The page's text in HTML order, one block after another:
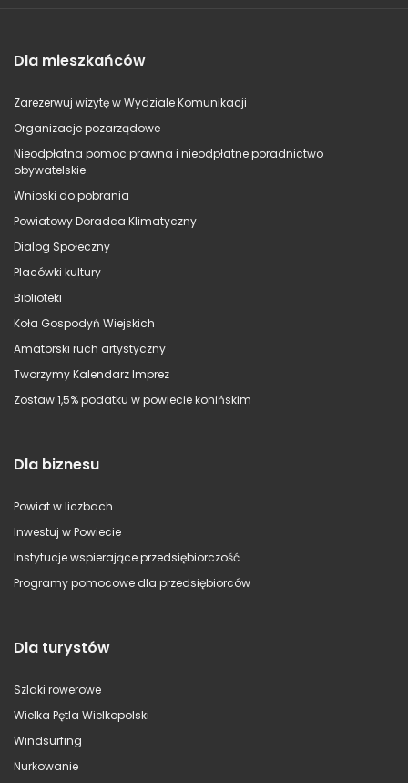
Dla mieszkańców
Zarezerwuj wizytę w Wydziale Komunikacji
Organizacje pozarządowe
Nieodpłatna pomoc prawna i nieodpłatne poradnictwo
obywatelskie
Wnioski do pobrania
Powiatowy Doradca Klimatyczny
Dialog Społeczny
Placówki kultury
Biblioteki
Koła Gospodyń Wiejskich
Amatorski ruch artystyczny
Tworzymy Kalendarz Imprez
Zostaw 1,5% podatku w powiecie konińskim
Dla biznesu
Powiat w liczbach
Inwestuj w Powiecie
Instytucje wspierające przedsiębiorczość
Programy pomocowe dla przedsiębiorców
Dla turystów
Szlaki rowerowe
Wielka Pętla Wielkopolski
Windsurfing
Nurkowanie